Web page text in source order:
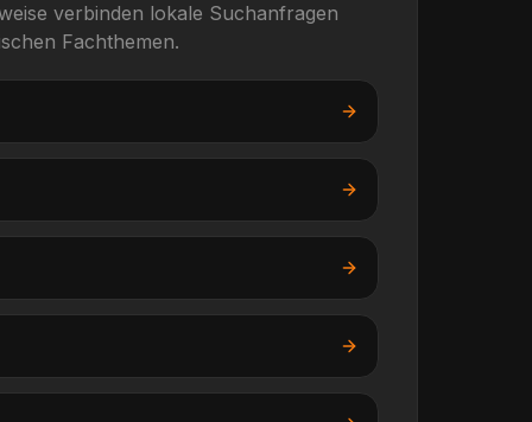
verbinden lokale Suchanfragen
Fachthemen.